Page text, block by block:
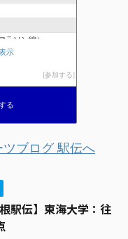
ラソン編）
日記
示
参加する
る
駅伝】東海大学：往